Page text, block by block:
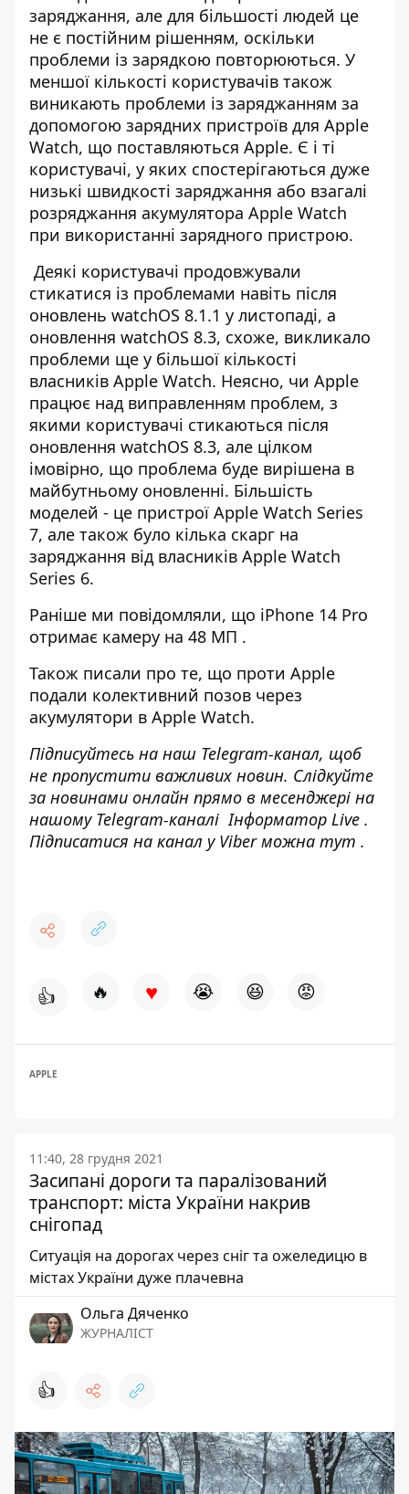
заряджання, але для більшості людей це
не є постійним рішенням, оскільки
проблеми із зарядкою повторюються. У
меншої кількості користувачів також
виникають проблеми із заряджанням за
допомогою зарядних пристроїв для Apple
Watch, що поставляються Apple. Є і ті
користувачі, у яких спостерігаються дуже
низькі швидкості заряджання або взагалі
розряджання акумулятора Apple Watch
при використанні зарядного пристрою.
Деякі користувачі продовжували
стикатися із проблемами навіть після
оновлень watchOS 8.1.1 у листопаді, а
оновлення watchOS 8.3, схоже, викликало
проблеми ще у більшої кількості
власників Apple Watch. Неясно, чи Apple
працює над виправленням проблем, з
якими користувачі стикаються після
оновлення watchOS 8.3, але цілком
імовірно, що проблема буде вирішена в
майбутньому оновленні. Більшість
моделей - це пристрої Apple Watch Series
7, але також було кілька скарг на
заряджання від власників Apple Watch
Series 6.
Раніше ми повідомляли, що iPhone 14 Pro
отримає камеру на 48 МП .
Також писали про те, що проти Apple
подали колективний позов через
акумулятори в Apple Watch.
Підписуйтесь на наш Telegram-канал, щоб
не пропустити важливих новин. Слідкуйте
за новинами онлайн прямо в месенджері на
нашому Telegram-каналіІнформатор Live .
Підписатися на канал у Viber можна тут .
👍 🔥 ♥ 😭 😆 😡
APPLE
11:40, 28 грудня 2021
Засипані дороги та паралізований
транспорт: міста України накрив
снігопад
Ситуація на дорогах через сніг та ожеледицю в
містах України дуже плачевна
Ольга Дяченко
ЖУРНАЛІСТ
👍